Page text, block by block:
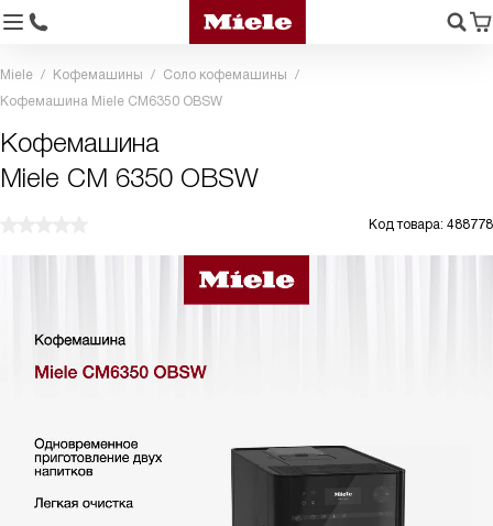
Miele Кофемашины
Соло кофемашины
Кофемашина Miele CM6350 OBSW
Кофемашина
Miele CM 6350 OBSW
Код товара: 488778